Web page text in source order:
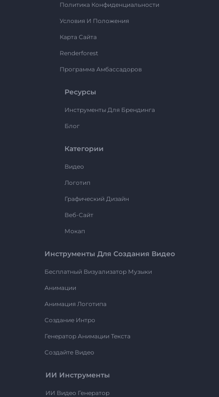
Политика Конфиденциальности
Условия И Положения
Карта Сайта
Renderforest
Программа Амбассадоров
Ресурсы
Инструменты Для Брендинга
Блог
Категории
Видео
Логотип
Графический Дизайн
Веб-Сайт
Мокап
Инструменты Для Создания Видео
Бесплатный Визуализатор Музыки
Анимации
Анимация Логотипа
Создание Интро
Генератор Анимации Текста
Создайте Видео
ИИ Инструменты
ИИ Видео Генератор